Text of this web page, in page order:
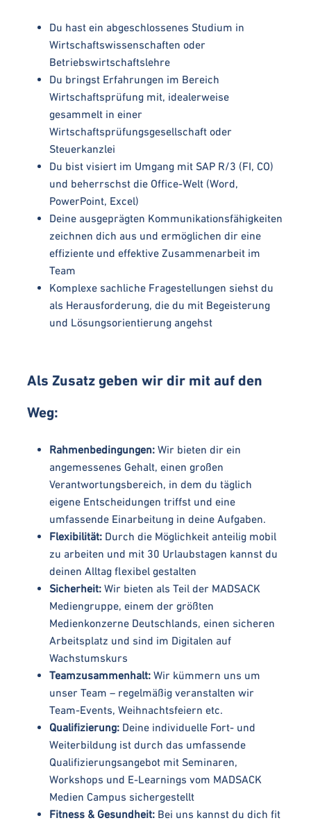
Du hast ein abgeschlossenes Studium in
Wirtschaftswissenschaften oder
Betriebswirtschaftslehre
Du bringst Erfahrungen im Bereich
Wirtschaftsprüfung mit, idealerweise
gesammelt in einer
Wirtschaftsprüfungsgesellschaft oder
Steuerkanzlei
Du bist visiert im Umgang mit SAP R/3 (FI, CO)
und beherrschst die Office-Welt (Word,
PowerPoint, Excel)
Deine ausgeprägten Kommunikationsfähigkeiten
zeichnen dich aus und ermöglichen dir eine
effiziente und effektive Zusammenarbeit im
Team
Komplexe sachliche Fragestellungen siehst du
als Herausforderung, die du mit Begeisterung
und Lösungsorientierung angehst
Als Zusatz geben wir dir mit auf den
Weg:
Rahmenbedingungen: Wir bieten dir ein
angemessenes Gehalt, einen großen
Verantwortungsbereich, in dem du täglich
eigene Entscheidungen triffst und eine
umfassende Einarbeitung in deine Aufgaben.
Flexibilität: Durch die Möglichkeit anteilig mobil
zu arbeiten und mit 30 Urlaubstagen kannst du
deinen Alltag flexibel gestalten
Sicherheit: Wir bieten als Teil der MADSACK
Mediengruppe, einem der größten
Medienkonzerne Deutschlands, einen sicheren
Arbeitsplatz und sind im Digitalen auf
Wachstumskurs
Teamzusammenhalt: Wir kümmern uns um
unser Team – regelmäßig veranstalten wir
Team-Events, Weihnachtsfeiern etc.
Qualifizierung: Deine individuelle Fort- und
Weiterbildung ist durch das umfassende
Qualifizierungsangebot mit Seminaren,
Workshops und E-Learnings vom MADSACK
Medien Campus sichergestellt
Fitness & Gesundheit: Bei uns kannst du dich fit